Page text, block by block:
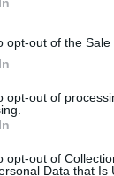
opt-out of the Sale
opt-out of
opt-out of
Data that Is